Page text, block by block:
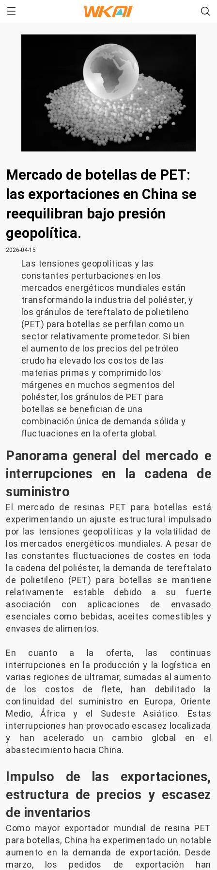
Mercado de botellas de PET:
las exportaciones en China se
reequilibran bajo presión
geopolítica.
2026-04-15
Las tensiones geopolíticas y las
constantes perturbaciones en los
mercados energéticos mundiales están
transformando la industria del poliéster, y
los gránulos de tereftalato de polietileno
(PET) para botellas se perfilan como un
sector relativamente prometedor. Si bien
el aumento de los precios del petróleo
crudo ha elevado los costos de las
materias primas y comprimido los
márgenes en muchos segmentos del
poliéster, los gránulos de PET para
botellas se benefician de una
combinación única de demanda sólida y
fluctuaciones en la oferta global.
Panorama general del mercado e
interrupciones en la cadena de
suministro
El mercado de resinas PET para botellas está
experimentando un ajuste estructural impulsado
por las tensiones geopolíticas y la volatilidad de
los mercados energéticos mundiales. A pesar de
las constantes fluctuaciones de costes en toda
la cadena del poliéster, la demanda de tereftalato
de polietileno (PET) para botellas se mantiene
relativamente estable debido a su fuerte
asociación con aplicaciones de envasado
esenciales como bebidas, aceites comestibles y
envases de alimentos.
En cuanto a la oferta, las continuas
interrupciones en la producción y la logística en
varias regiones de ultramar, sumadas al aumento
de los costos de flete, han debilitado la
continuidad del suministro en Europa, Oriente
Medio, África y el Sudeste Asiático. Estas
interrupciones han provocado escasez localizada
y han acelerado un cambio global en el
abastecimiento hacia China.
Impulso de las exportaciones,
estructura de precios y escasez
de inventarios
Como mayor exportador mundial de resina PET
para botellas, China ha experimentado un notable
aumento en la demanda de exportación. Desde
marzo, los pedidos de exportación han